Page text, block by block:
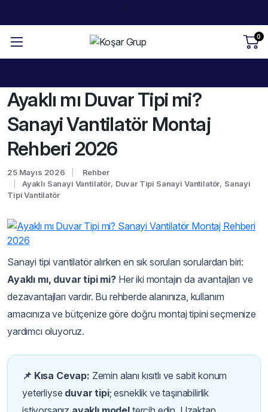
0
Ayaklı mı Duvar Tipi mi?
Sanayi Vantilatör Montaj
Rehberi 2026
25 Mayıs 2026
Rehber
Ayaklı Sanayi Vantilatör, Duvar Tipi Sanayi Vantilatör, Sanayi
Tipi Vantilatör
Sanayi tipi vantilatör alırken en sık sorulan sorulardan biri:
Ayaklı mı, duvar tipi mi? Her iki montajın da avantajları ve
dezavantajları vardır. Bu rehberde alanınıza, kullanım
amacınıza ve bütçenize göre doğru montaj tipini seçmenize
yardımcı oluyoruz.
📌 Kısa Cevap: Zemin alanı kısıtlı ve sabit konum
yeterliyse duvar tipi; esneklik ve taşınabilirlik